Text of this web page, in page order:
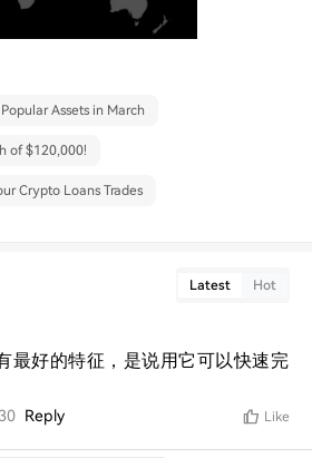
Assets in March
of $120,000!
Crypto Loans Trades
Latest Hot
最好的特征，是说用它可以快速完
Reply Like